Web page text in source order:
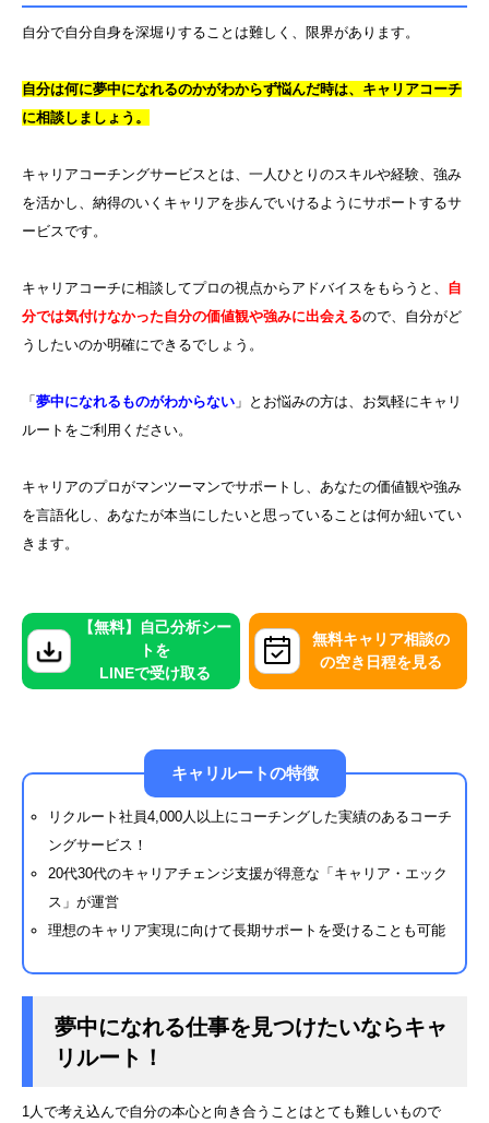
自分で自分自身を深堀りすることは難しく、限界があります。
自分は何に夢中になれるのかがわからず悩んだ時は、キャリアコーチ
に相談しましょう。
キャリアコーチングサービスとは、一人ひとりのスキルや経験、強み
を活かし、納得のいくキャリアを歩んでいけるようにサポートするサ
ービスです。
キャリアコーチに相談してプロの視点からアドバイスをもらうと、 自
分では気付けなかった自分の価値観や強みに出会えるので、自分がど
うしたいのか明確にできるでしょう。
「 夢中になれるものがわからない 」とお悩みの方は、お気軽にキャリ
ルートをご利用ください。
キャリアのプロがマンツーマンでサポートし、あなたの価値観や強み
を言語化し、あなたが本当にしたいと思っていることは何か紐いてい
きます。
【無料】自己分析シー
トを
LINEで受け取る
無料キャリア相談の
の空き日程を見る
キャリルートの特徴
リクルート社員4,000人以上にコーチングした実績のあるコーチ
ングサービス！
20代30代のキャリアチェンジ支援が得意な「キャリア・エック
ス」が運営
理想のキャリア実現に向けて長期サポートを受けることも可能
夢中になれる仕事を見つけたいならキャ
リルート！
1人で考え込んで自分の本心と向き合うことはとても難しいもので